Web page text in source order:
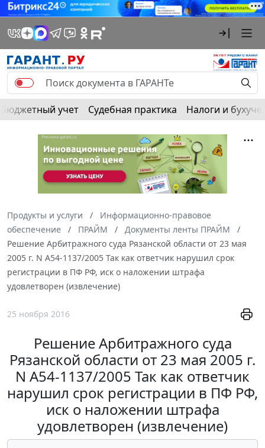
Бюджетный учет Судебная практика Налоги и
Продукты и услуги
Информационно-правовое
обеспечение
ПРАЙМ
Документы ленты ПРАЙМ
Решение Арбитражного суда Рязанской области от 23 мая
2005 г. N А54-1137/2005 Так как ответчик нарушил срок
регистрации в ПФ РФ, иск о наложении штрафа
удовлетворен (извлечение)
25 ноября 2016
Решение Арбитражного суда
Рязанской области от 23 мая 2005 г.
N А54-1137/2005 Так как ответчик
нарушил срок регистрации в ПФ РФ,
иск о наложении штрафа
удовлетворен (извлечение)